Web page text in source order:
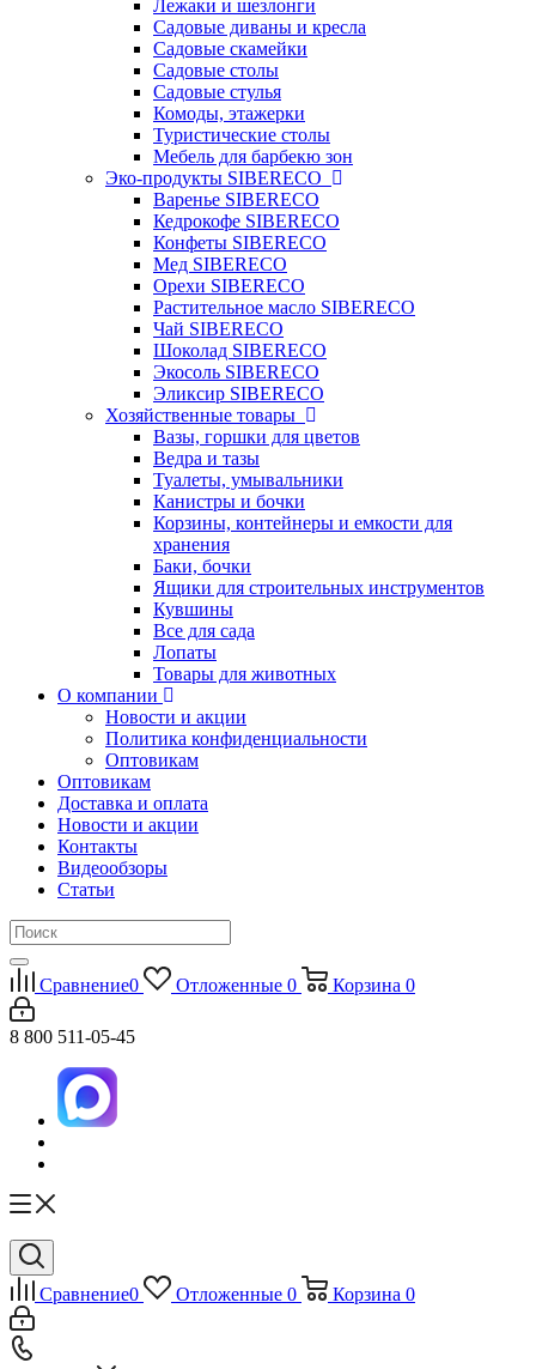
Лежаки и шезлонги
Садовые диваны и кресла
Садовые скамейки
Садовые столы
Садовые стулья
Комоды, этажерки
Туристические столы
Мебель для барбекю зон
Эко-продукты SIBERECO
Варенье SIBERECO
Кедрокофе SIBERECO
Конфеты SIBERECO
Мед SIBERECO
Орехи SIBERECO
Растительное масло SIBERECO
Чай SIBERECO
Шоколад SIBERECO
Экосоль SIBERECO
Эликсир SIBERECO
Хозяйственные товары
Вазы, горшки для цветов
Ведра и тазы
Туалеты, умывальники
Канистры и бочки
Корзины, контейнеры и емкости для
хранения
Баки, бочки
Ящики для строительных инструментов
Кувшины
Все для сада
Лопаты
Товары для животных
О компании
Новости и акции
Политика конфиденциальности
Оптовикам
Оптовикам
Доставка и оплата
Новости и акции
Контакты
Видеообзоры
Статьи
Сравнение0 Отложенные 0 Корзина 0
8 800 511-05-45
Сравнение0 Отложенные 0 Корзина 0